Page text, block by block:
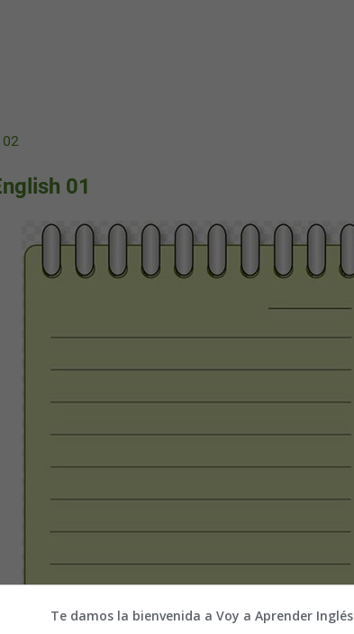
02
01
Te damos la bienvenida a Voy a Aprender Inglés